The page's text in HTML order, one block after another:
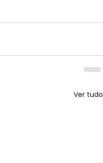
Ver tudo